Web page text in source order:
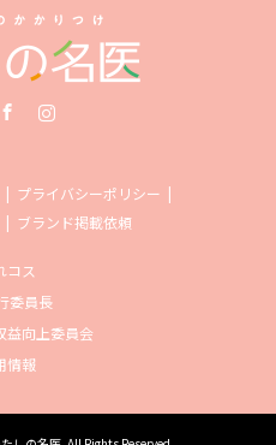
プライバシーポリシー
ブランド掲載依頼
コス
委員長
益向上委員会
情報